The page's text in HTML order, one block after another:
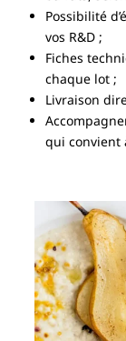
Possibilité
vos R&D ;
Fiches
chaque lot ;
Livraison
qui convient